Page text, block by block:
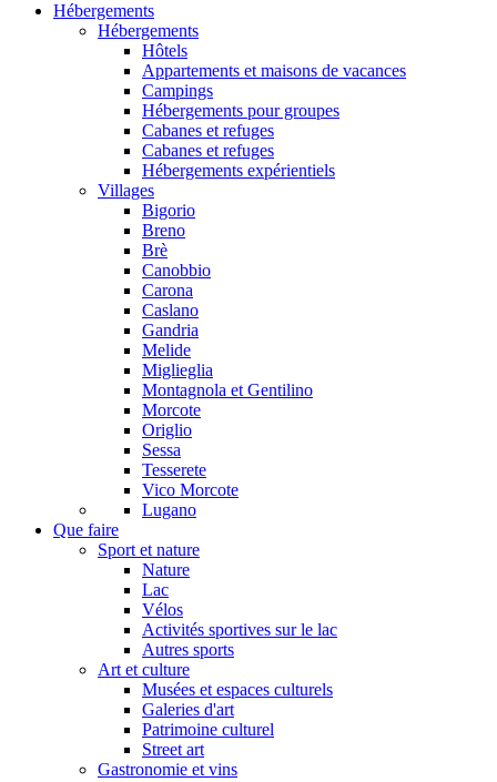
Hébergements
Hébergements
Hôtels
Appartements et maisons de vacances
Campings
Hébergements pour groupes
Cabanes et refuges
Cabanes et refuges
Hébergements expérientiels
Villages
Bigorio
Breno
Brè
Canobbio
Carona
Caslano
Gandria
Melide
Miglieglia
Montagnola et Gentilino
Morcote
Origlio
Sessa
Tesserete
Vico Morcote
Lugano
Que faire
Sport et nature
Nature
Lac
Vélos
Activités sportives sur le lac
Autres sports
Art et culture
Musées et espaces culturels
Galeries d'art
Patrimoine culturel
Street art
Gastronomie et vins